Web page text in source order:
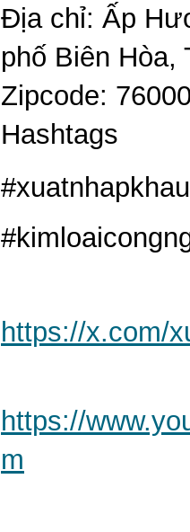
Địa chỉ: Ấp
phố Biên Hòa,
Zipcode:
Hashtags
https://x.com/
https://
m